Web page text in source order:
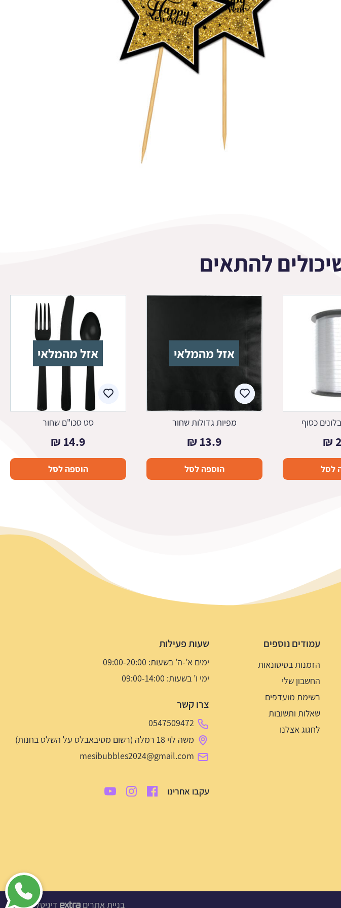
להתאים
כסוף
₪
לסל
אזל מהמלאי
מפיות גדולות שחור
13.9
₪
הוספה לסל
אזל מהמלאי
סט סכו"ם שחור
14.9
₪
הוספה לסל
עמודים נוספים
הזמנות בסיטונאות
החשבון שלי
רשימת מועדפים
שאלות ותשובות
לחגוג אצלנו
שעות פעילות
ימים א’-ה’ בשעות: 09:00-20:00
ימי ו’ בשעות: 09:00-14:00
צרו קשר
0547509472
משה לוי 18 רמלה (רשום מסיבאבלס על השלט בחנות)
mesibubbles2024@gmail.com
עקבו אחרינו
בניית אתרים דיגיטל